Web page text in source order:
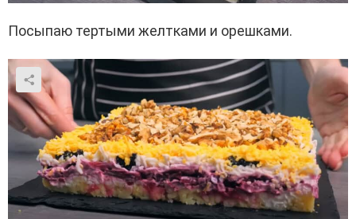
Посыпаю тертыми желтками и орешками.